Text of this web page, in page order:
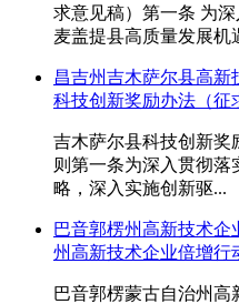
求意见稿）第一条 为
麦盖提县高质量发展机
昌吉州吉木萨尔县高
科技创新奖励办法（征
吉木萨尔县科技创新
则第一条为深入贯彻落
略，深入实施创新驱...
巴音郭楞州高新技术
州高新技术企业倍增行
巴音郭楞蒙古自治州